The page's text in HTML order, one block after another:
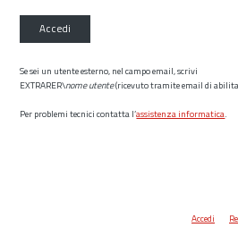
Accedi
Se sei un utente esterno, nel campo email, scrivi
EXTRARER\nome utente(ricevuto tramite email di
Per problemi tecnici contatta l’assistenza informatica.
Accedi